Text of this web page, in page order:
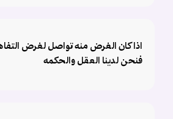
اذا كان الغرض منه تواصل لغرض التفاهم
فنحن لدينا العقل والحكمه